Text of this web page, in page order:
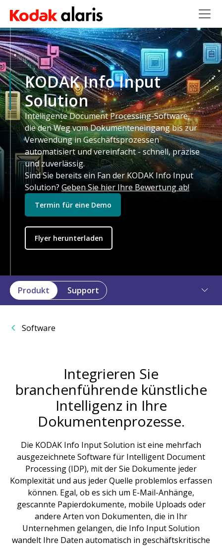
Skip to main content
KODAK Info Input
Solution
Intelligente Document Processing-Software,
die den Weg vom Dokumenteneingang bis zur
Verwendung in Geschäftsprozessen
automatisiert und vereinfacht - schnell, präzise
und zuverlässig.
Sind Sie bereits ein Fan der KODAK Info Input
Solution? Geben Sie hier Ihre Bewertung ab!
Termin für eine Demo
Flyer herunterladen
Produkt Support
Software
Integrieren Sie
branchenführende künstliche
Intelligenz in Ihre
Dokumentenprozesse.
Die KODAK Info Input Solution ist eine mehrfach
ausgezeichnete Software für Intelligent Document
Processing (IDP), mit der Sie Dokumente jeder
Komplexität und aus jeder Quelle problemlos erfassen
können. Egal, ob es sich um E-Mail-Anhänge,
gescannte Papierdokumente, mobile Uploads oder
andere Arten von Dokumenten, die in Ihr
Unternehmen gelangen, die Info Input Solution
wandelt Ihre Daten automatisch in geschäftskritische